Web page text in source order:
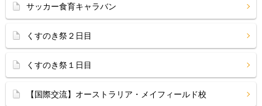
サッカー食育キャラバン
くすのき祭２日目
くすのき祭１日目
【国際交流】オーストラリア・メイフィールド校